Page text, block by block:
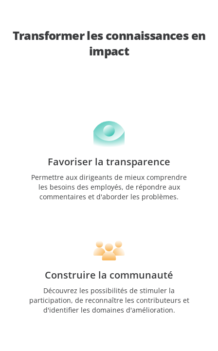
Transformer les connaissances en
impact
Favoriser la transparence
Permettre aux dirigeants de mieux comprendre
les besoins des employés, de répondre aux
commentaires et d'aborder les problèmes.
Construire la communauté
Découvrez les possibilités de stimuler la
participation, de reconnaître les contributeurs et
d'identifier les domaines d'amélioration.